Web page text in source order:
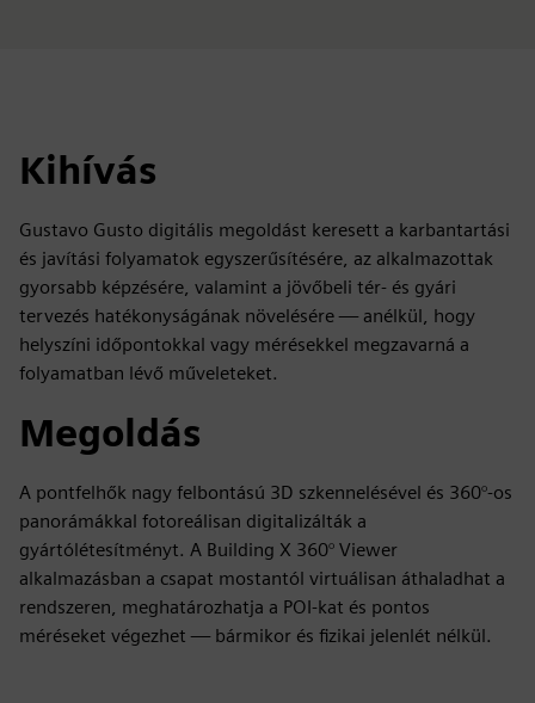
Kihívás
Gustavo Gusto digitális megoldást keresett a karbantartási
és javítási folyamatok egyszerűsítésére, az alkalmazottak
gyorsabb képzésére, valamint a jövőbeli tér- és gyári
tervezés hatékonyságának növelésére — anélkül, hogy
helyszíni időpontokkal vagy mérésekkel megzavarná a
folyamatban lévő műveleteket.
Megoldás
A pontfelhők nagy felbontású 3D szkennelésével és 360°-os
panorámákkal fotoreálisan digitalizálták a
gyártólétesítményt. A Building X 360° Viewer
alkalmazásban a csapat mostantól virtuálisan áthaladhat a
rendszeren, meghatározhatja a POI-kat és pontos
méréseket végezhet — bármikor és fizikai jelenlét nélkül.